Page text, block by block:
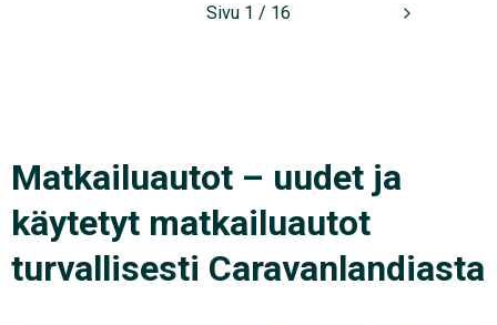
Sivu 1 / 16
Matkailuautot – uudet ja
käytetyt matkailuautot
turvallisesti Caravanlandiasta